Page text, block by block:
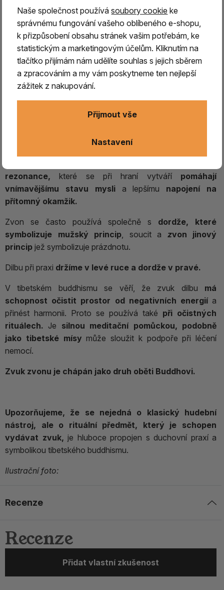
ZVON Dilbu střední/ zlatá patina +
dordže
-
budhistických kultur, vyrábí se z kovu a bývá zdoben
rezonance, které se při hraní vytváří pomáhají
vnímavějšímu stavu myslia lepšímu napojení na
přítomný okamžik.
Zvon se často používá společně s dordže, které
symbolizuje mužský princip, soucit a zvon jinový
princip jež symbolizuje prázdnotu.
Dilbu při praxi držíme v levé ruce a dordže v pravé.
V tibetském buddhismu se věří, že zvuk dilbu má
schopnost očistit prostor od negativních energiía
přinést harmonii. Proto se používá také při očistných
rituálech.Je silnou meditační pomůckou, podobně
jako tibetské mísy může sloužit k podpoře při léčení
nemocí.
Zvuk zvonu je chápán jako druh oběti Buddhovi.
Upozorňujeme, že se nejedná o klasický hudební
nástroj, ale o rituální předmět, který je schopen
vydávat zvuk, je hluboce propojen s duchovní praxí a
symbolikou tibetského buddhismu.
Ilustrační foto:
Recenze
Recenze
Přidat vlastní zkušenost
Naše společnost používásoubory cookie ke
správnému fungování vašeho oblíbeného e-shopu,
k přizpůsobení obsahu stránek vašim potřebám, ke
statistickým a marketingovým účelům. Kliknutím na
tlačítko přijímám nám udělíte souhlas s jejich sběrem
a zpracováním a my vám poskytneme ten nejlepší
zážitek z nakupování.
Nastavení
Přijmout vše